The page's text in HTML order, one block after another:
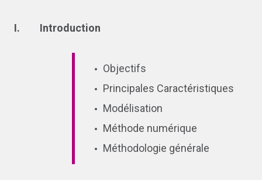
Introduction
Objectifs
Principales Caractéristiques
Modélisation
Méthode numérique
Méthodologie générale